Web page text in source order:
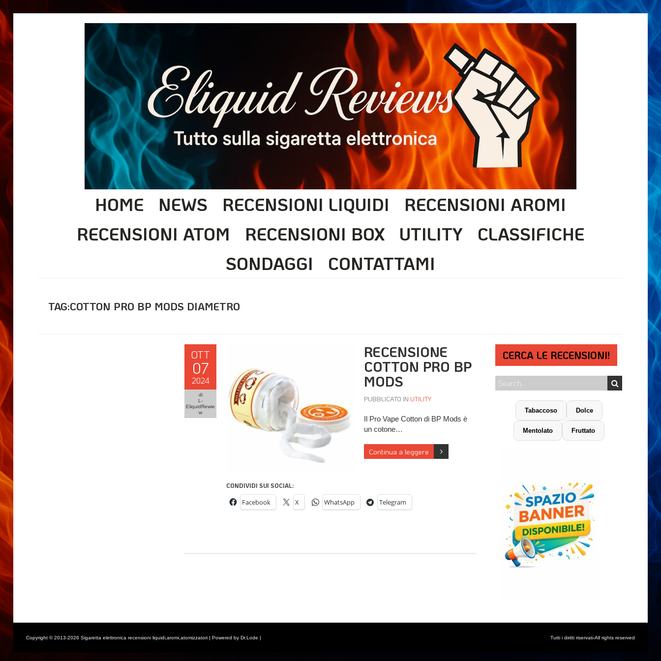
HOME NEWS RECENSIONI LIQUIDI
RECENSIONI AROMI
RECENSIONI ATOM
RECENSIONI BOX UTILITY
CLASSIFICHE
SONDAGGI
CONTATTAMI
TAG:COTTON PRO BP MODS DIAMETRO
OTT
07
2024
di
L-
EliquidRewie
w
RECENSIONE
COTTON PRO BP
MODS
PUBBLICATO IN UTILITY
Il Pro Vape Cotton di BP Mods è
un cotone…
Continua a leggere
CONDIVIDI SUI SOCIAL:
Facebook X WhatsApp Telegram
CERCA LE RECENSIONI!
Tabaccoso Dolce
Mentolato Fruttato
Copyright © 2013-2026 Sigaretta elettronica recensioni liquidi,aromi,atomizzatori | Powered by Dr.Lode | Tutti i diritti riservati-All rights reserved